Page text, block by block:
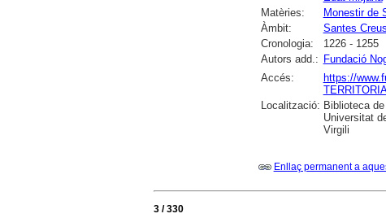
Matèries:
Monestir de
Àmbit:
Santes Creus
Cronologia:
1226 - 1255
Autors add.: Fundació
Accés:
https://
Localització: Biblioteca
Universitat
Virgili
Enllaç permanent a
3 / 330